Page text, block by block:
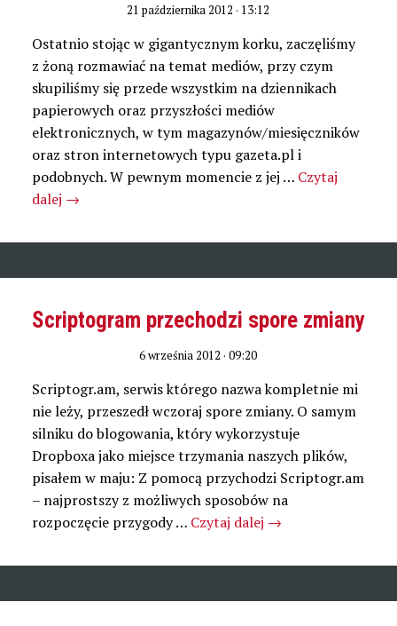
21 października 2012 · 13:12
Ostatnio stojąc w gigantycznym korku, zaczęliśmy
z żoną rozmawiać na temat mediów, przy czym
skupiliśmy się przede wszystkim na dziennikach
papierowych oraz przyszłości mediów
elektronicznych, w tym magazynów/miesięczników
oraz stron internetowych typu gazeta.pl i
podobnych. W pewnym momencie z jej … Czytaj
dalej →
Scriptogram przechodzi spore zmiany
6 września 2012 · 09:20
Scriptogr.am, serwis którego nazwa kompletnie mi
nie leży, przeszedł wczoraj spore zmiany. O samym
silniku do blogowania, który wykorzystuje
Dropboxa jako miejsce trzymania naszych plików,
pisałem w maju: Z pomocą przychodzi Scriptogr.am
– najprostszy z możliwych sposobów na
rozpoczęcie przygody … Czytaj dalej →